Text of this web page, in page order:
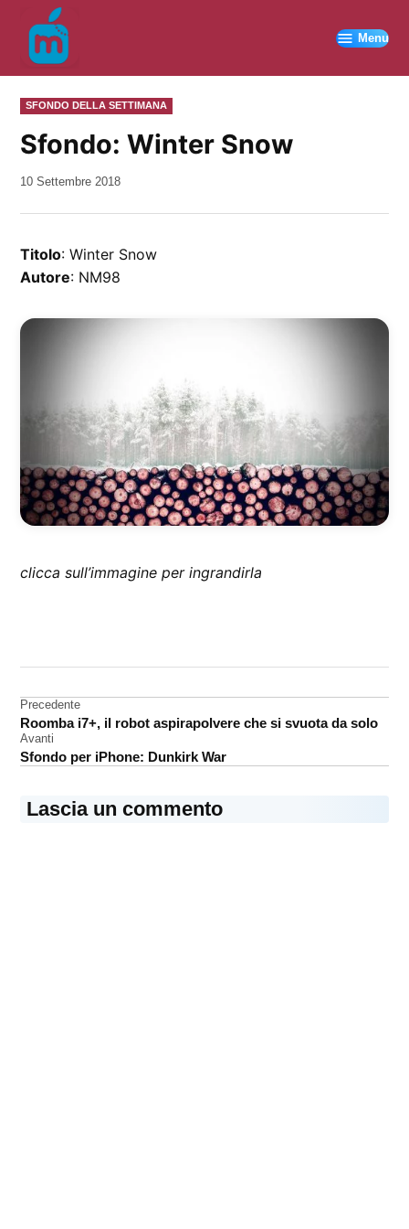
contenuto
Menu
PUBBLICATO
IN
SFONDO DELLA SETTIMANA
Sfondo: Winter Snow
da
10 Settembre 2018
Titolo: Winter Snow
Autore: NM98
clicca sull’immagine per ingrandirla
Navigazione
articoli
Precedente
Roomba i7+, il robot aspirapolvere che si svuota da solo
Avanti
Sfondo per iPhone: Dunkirk War
Lascia un commento